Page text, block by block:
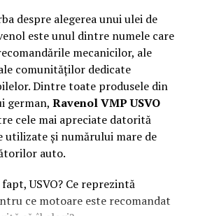
despre alegerea unui ulei de
este unul dintre numele care
mecanicilor, ale
comunităților dedicate
Dintre toate produsele din
german, Ravenol VMP USVO
cele mai apreciate datorită
utilizate și numărului mare de
auto.
USVO? Ce reprezintă
ce motoare este recomandat